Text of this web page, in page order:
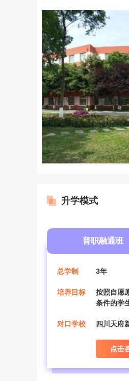
升学模式
普职融通班
总学制 3年
培养目标
按照自愿
条件的学
对口学校 四川天府
点击